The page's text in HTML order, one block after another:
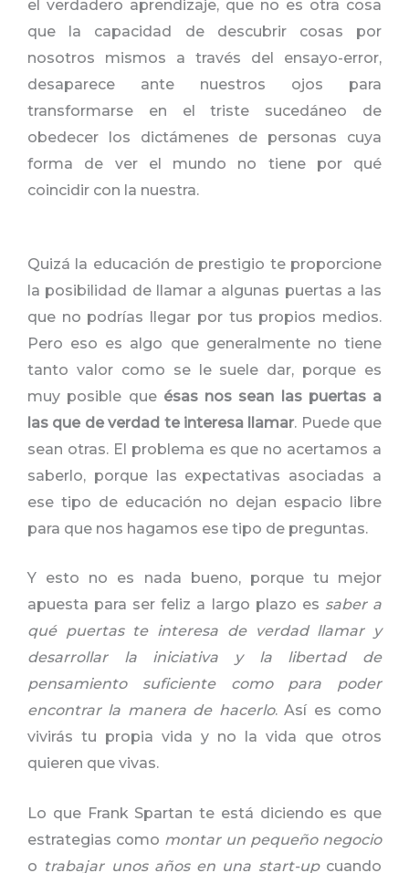
el verdadero aprendizaje, que no es otra cosa
que la capacidad de descubrir cosas por
nosotros mismos a través del ensayo-error,
desaparece ante nuestros ojos para
transformarse en el triste sucedáneo de
obedecer los dictámenes de personas cuya
forma de ver el mundo no tiene por qué
coincidir con la nuestra.
Quizá la educación de prestigio te proporcione
la posibilidad de llamar a algunas puertas a las
que no podrías llegar por tus propios medios.
Pero eso es algo que generalmente no tiene
tanto valor como se le suele dar, porque es
muy posible que ésas nos sean las puertas a
las que de verdad te interesa llamar. Puede que
sean otras. El problema es que no acertamos a
saberlo, porque las expectativas asociadas a
ese tipo de educación no dejan espacio libre
para que nos hagamos ese tipo de preguntas.
Y esto no es nada bueno, porque tu mejor
apuesta para ser feliz a largo plazo es saber a
qué puertas te interesa de verdad llamar y
desarrollar la iniciativa y la libertad de
pensamiento suficiente como para poder
encontrar la manera de hacerlo. Así es como
vivirás tu propia vida y no la vida que otros
quieren que vivas.
Lo que Frank Spartan te está diciendo es que
estrategias como montar un pequeño negocio
o trabajar unos años en una start-upcuando